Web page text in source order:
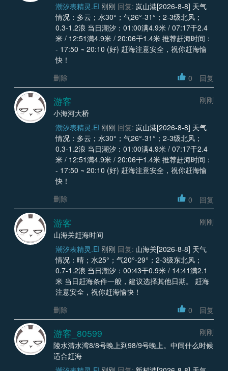
潮汐表精灵.EI 刚刚 回复: 岚山港[2026-8-8] 天气
情况：多云；水30°；气26°-31°；2-3级北风；
0.3-1.2浪 当日潮汐：01:00满4.9米 / 07:17干2.4
米 / 12:51满4.9米 / 20:06干1.4米 推荐赶海时间：
- 17:50 ~ 20:10 (好) 赶海注意安全，祝你赶海愉
快！
删除
0 回复
游客
刚刚
小海河大桥
潮汐表精灵.EI 刚刚 回复: 岚山港[2026-8-8] 天气
情况：多云；水30°；气26°-31°；2-3级北风；
0.3-1.2浪 当日潮汐：01:00满4.9米 / 07:17干2.4
米 / 12:51满4.9米 / 20:06干1.4米 推荐赶海时间：
- 17:50 ~ 20:10 (好) 赶海注意安全，祝你赶海愉
快！
删除
0 回复
游客
刚刚
山海关赶海时间
潮汐表精灵.EI 刚刚 回复: 山海关[2026-8-8] 天气
情况：晴；水25°；气20°-29°；2-3级东北风；
0.7-1.2浪 当日潮汐：00:43干0.9米 / 14:41满2.1
米 当日赶海条件一般，建议选择其他日期。 赶海
注意安全，祝你赶海愉快！
删除
0 回复
游客_80599
刚刚
陵水清水湾8/8号晚上到98/9号晚上。中间什么时候
适合赶海